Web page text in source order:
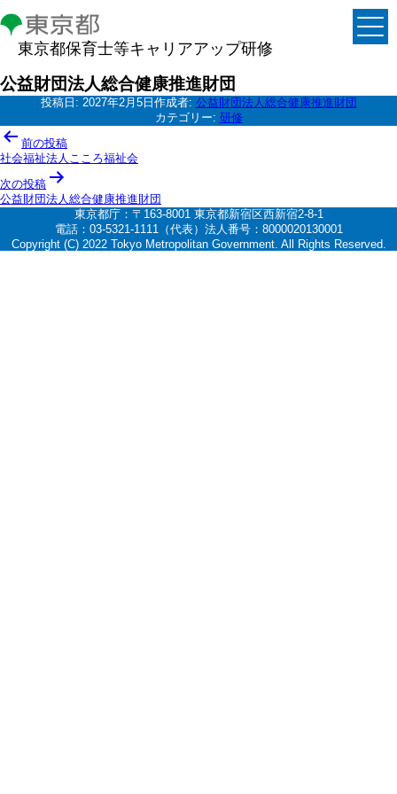
東京都保育士等キャリアアップ研修
公益財団法人総合健康推進財団
投稿日: 2027年2月5日 作成者: 公益財団法人総合健康推進財団
カテゴリー: 研修
投
稿
ナ
ビ
ー
前の投稿
社会福祉法人こころ福祉会
次の投稿
公益財団法人総合健康推進財団
東京都庁：〒163-8001 東京都新宿区西新宿2-8-1
電話：03-5321-1111（代表）法人番号：8000020130001
Copyright (C) 2022 Tokyo Metropolitan Government. All Rights Reserved.